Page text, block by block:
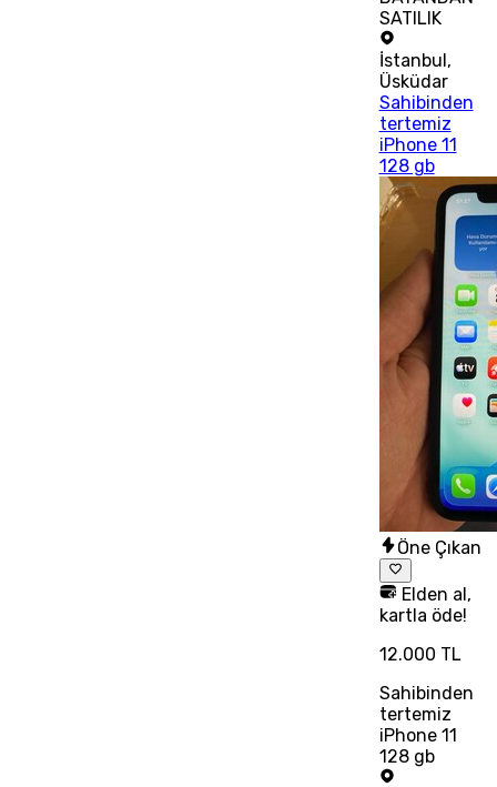
SATILIK
İstanbul,
Üsküdar
Sahibinden
tertemiz
iPhone 11
128 gb
Öne Çıkan
Elden al,
kartla öde!
12.000 TL
Sahibinden
tertemiz
iPhone 11
128 gb